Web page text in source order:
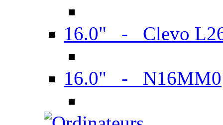
16.0" - Clevo
16.0" - N16MM0